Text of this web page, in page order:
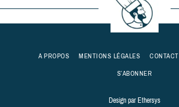
A PROPOS MENTIONS LÉGALES CONTACT
S’ABONNER
Design parEthersys